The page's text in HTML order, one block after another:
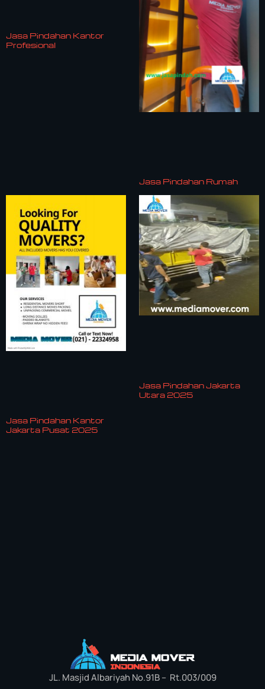
Jasa Pindahan Kantor
Profesional
Jasa Pindahan Rumah
Jasa Pindahan Kantor
Jakarta Pusat 2025
Jasa Pindahan Jakarta
Utara 2025
JL. Masjid Albariyah No.91B – Rt.003/009